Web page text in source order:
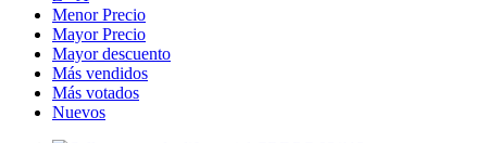
Menor Precio
Mayor Precio
Mayor descuento
Más vendidos
Más votados
Nuevos